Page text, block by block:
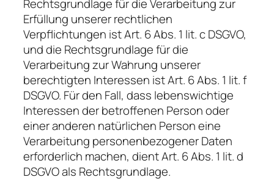
Rechtsgrundlage für die Verarbeitung zur
Erfüllung unserer rechtlichen
Verpflichtungen ist Art. 6 Abs. 1 lit. c DSGVO,
und die Rechtsgrundlage für die
Verarbeitung zur Wahrung unserer
berechtigten Interessen ist Art. 6 Abs. 1 lit. f
DSGVO. Für den Fall, dass lebenswichtige
Interessen der betroffenen Person oder
einer anderen natürlichen Person eine
Verarbeitung personenbezogener Daten
erforderlich machen, dient Art. 6 Abs. 1 lit. d
DSGVO als Rechtsgrundlage.